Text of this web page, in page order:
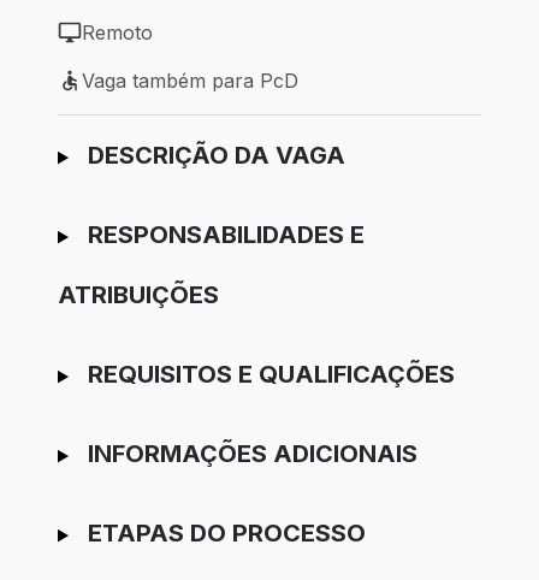
Modelo de trabalho: Remoto
Remoto
Vaga também para PcD
Vaga também para PcD
Ir para candidatura
DESCRIÇÃO DA VAGA
RESPONSABILIDADES E
ATRIBUIÇÕES
REQUISITOS E QUALIFICAÇÕES
INFORMAÇÕES ADICIONAIS
ETAPAS DO PROCESSO